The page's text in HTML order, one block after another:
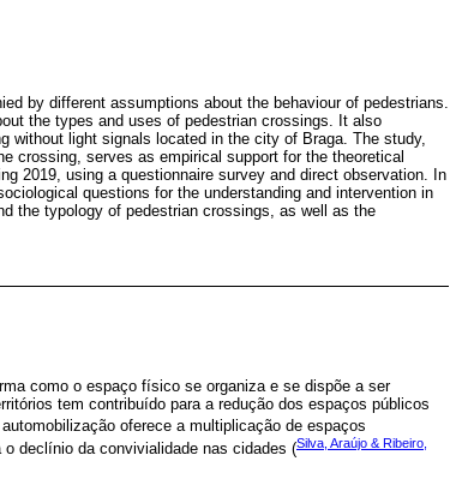
by different assumptions about the behaviour of pedestrians.
the types and uses of pedestrian crossings. It also
without light signals located in the city of Braga. The study,
crossing, serves as empirical support for the theoretical
2019, using a questionnaire survey and direct observation. In
questions for the understanding and intervention in
the typology of pedestrian crossings, as well as the
como o espaço físico se organiza e se dispõe a ser
tem contribuído para a redução dos espaços públicos
oferece a multiplicação de espaços
declínio da convivialidade nas cidades (Silva, Araújo & Ribeiro,